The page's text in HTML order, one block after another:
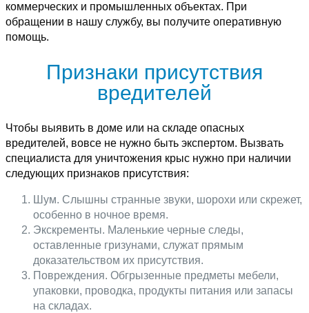
коммерческих и промышленных объектах. При
обращении в нашу службу, вы получите оперативную
помощь.
Признаки присутствия
вредителей
Чтобы выявить в доме или на складе опасных
вредителей, вовсе не нужно быть экспертом. Вызвать
специалиста для уничтожения крыс нужно при наличии
следующих признаков присутствия:
Шум. Слышны странные звуки, шорохи или скрежет,
особенно в ночное время.
Экскременты. Маленькие черные следы,
оставленные гризунами, служат прямым
доказательством их присутствия.
Повреждения. Обгрызенные предметы мебели,
упаковки, проводка, продукты питания или запасы
на складах.